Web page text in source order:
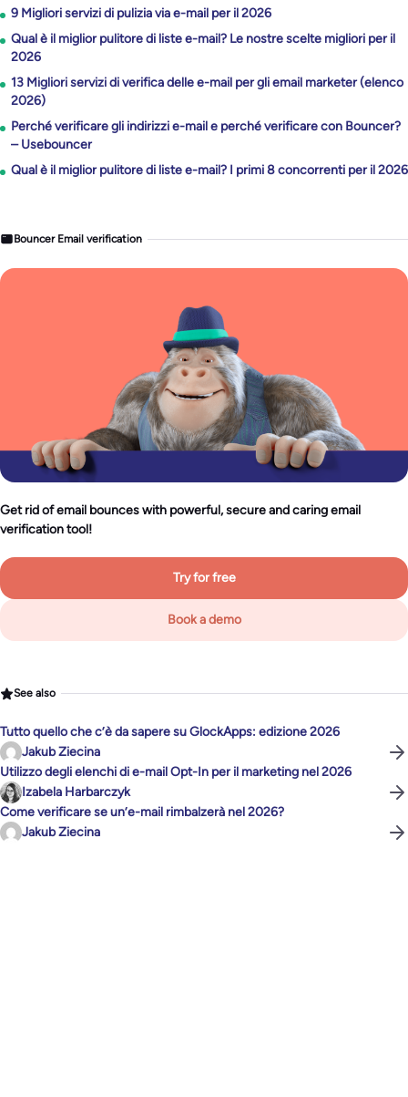
9 Migliori servizi di pulizia via e-mail per il 2026
Qual è il miglior pulitore di liste e-mail? Le nostre scelte migliori per il
2026
13 Migliori servizi di verifica delle e-mail per gli email marketer (elenco
2026)
Perché verificare gli indirizzi e-mail e perché verificare con Bouncer?
– Usebouncer
Qual è il miglior pulitore di liste e-mail? I primi 8 concorrenti per il 2026
Bouncer Email verification
Get rid of email bounces with powerful, secure and caring email
verification tool!
Try for free
Book a demo
See also
Tutto quello che c’è da sapere su GlockApps: edizione 2026
Jakub Ziecina
Utilizzo degli elenchi di e-mail Opt-In per il marketing nel 2026
Izabela Harbarczyk
Come verificare se un’e-mail rimbalzerà nel 2026?
Jakub Ziecina